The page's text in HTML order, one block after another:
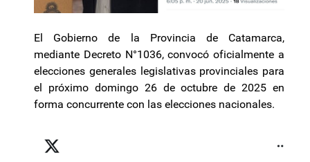
El Gobierno de la Provincia de Catamarca,
mediante Decreto N°1036, convocó oficialmente a
elecciones generales legislativas provinciales para
el próximo domingo 26 de octubre de 2025 en
forma concurrente con las elecciones nacionales.